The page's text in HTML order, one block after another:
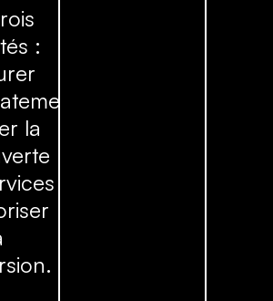
:
la